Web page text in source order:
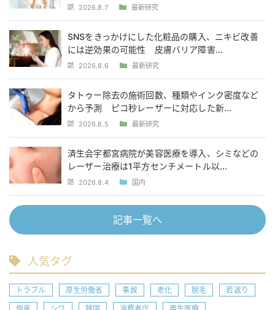
2026.8.7 最新研究
SNSをきっかけにした化粧品の購入、ニキビ改善
には逆効果の可能性 皮膚バリア障害...
2026.8.6 最新研究
タトゥー除去の施術回数、種類やインク密度など
から予測 ピコ秒レーザーに対応した新...
2026.8.5 最新研究
済生会宇都宮病院が美容医療を導入、シミなどの
レーザー治療は1平方センチメートル以...
2026.8.4 国内
記事一覧へ
人気タグ
トラブル 厚生労働省 事故 老化 脱毛
若返り